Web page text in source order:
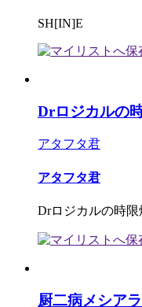
SH[IN]E
Drロジカルの
アタフタ君
アタフタ君
Drロジカルの時限
厨二病メシア